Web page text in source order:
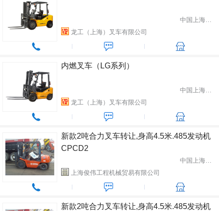
中国上海市松江区
龙工（上海）叉车有限公司
内燃叉车（LG系列）
中国上海市松江区
龙工（上海）叉车有限公司
新款2吨合力叉车转让,身高4.5米.485发动机
CPCD2
中国上海市闵行区
上海俊伟工程机械贸易有限公司
新款2吨合力叉车转让,身高4.5米.485发动机